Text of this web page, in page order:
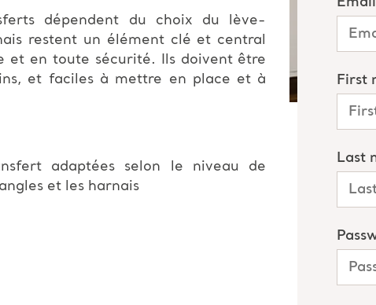
dépendent du choix du lève-
restent un élément clé et central
et en toute sécurité. Ils doivent être
et faciles à mettre en place et à
adaptées selon le niveau de
et les harnais